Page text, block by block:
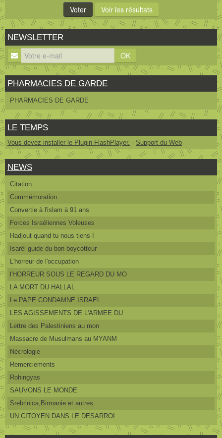
NEWSLETTER
OK
PHARMACIES DE GARDE
PHARMACIES DE GARDE
LE TEMPS
Vous devez installer le Plugin FlashPlayer. - Support du Web
NEWS
Citation
Commémoration
Convertie à l'islam à 91 ans
Forces Israéliennes Voleuses
Hadjout quand tu nous tiens !
Isarël guide du bon boycotteur
L'horreur de l'occupation
l'HORREUR SOUS LE REGARD DU MO
LA MORT DU HALLAL
Le PAPE CONDAMNE ISRAEL
LES AGISSEMENTS DE L'ARMEE DU
Lettre des Palestiniens au mon
Massacre de Musulmans au MYANM
Nécrologie
Remerciements
Rohingyas
SAUVONS LE MONDE
Srebrinica,Birmanie et autres
UN CITOYEN DANS LE DESARROI